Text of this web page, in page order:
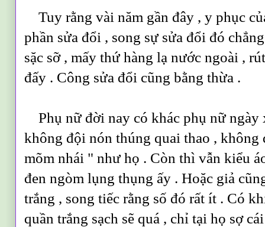
Tuy rằng vài năm gần đây , y phục
phần sửa đổi , song sự sửa đổi đó
sặc sỡ , mấy thứ hàng lạ nước ngoài ,
đấy . Công sửa đổi cũng bằng thừa .
Phụ nữ đời nay có khác phụ nữ ngày
không đội nón thúng quai thao , không
mõm nhái " như họ . Còn thì vẫn kiểu
đen ngòm lụng thụng ấy . Hoặc giả
trắng , song tiếc rằng số đó rất ít . Có
quần trắng sạch sẽ quá , chỉ tại họ sợ